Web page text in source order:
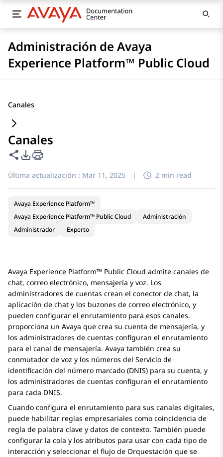
Administración de Avaya
Experience Platform™ Public Cloud
Canales
Canales
Compartir esta página
Opciones de exportación de PDF
Última actualización : Mar 11, 2025 | 2 min read
Avaya Experience Platform™
Avaya Experience Platform™ Public Cloud
Administración
Administrador
Experto
Avaya Experience Platform™ Public Cloud admite canales de
chat, correo electrónico, mensajería y voz. Los
administradores de cuentas crean el conector de chat, la
aplicación de chat y los buzones de correo electrónico, y
pueden configurar el enrutamiento para esos canales.
proporciona un Avaya que crea su cuenta de mensajería, y
los administradores de cuentas configuran el enrutamiento
para el canal de mensajería. Avaya también crea su
conmutador de voz y los números del Servicio de
identificación del número marcado (DNIS) para su cuenta, y
los administradores de cuentas configuran el enrutamiento
para cada DNIS.
Cuando configura el enrutamiento para sus canales digitales,
puede habilitar reglas empresariales como coincidencia de
regla de palabra clave y datos de contexto. También puede
configurar la cola y los atributos para usar con cada tipo de
interacción y seleccionar el flujo de Orquestación que se